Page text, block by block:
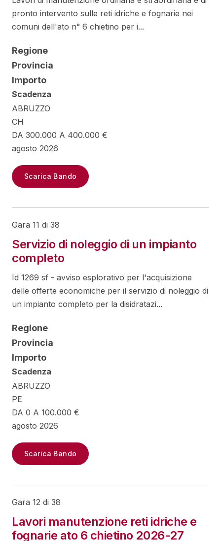
pronto intervento sulle reti idriche e fognarie nei
comuni dell'ato n° 6 chietino per i...
Regione
Provincia
Importo
Scadenza
ABRUZZO
CH
DA 300.000 A 400.000 €
agosto 2026
Scarica Bando
Gara 11 di 38
Servizio di noleggio di un impianto
completo
Id 1269 sf - avviso esplorativo per l'acquisizione
delle offerte economiche per il servizio di noleggio di
un impianto completo per la disidratazi...
Regione
Provincia
Importo
Scadenza
ABRUZZO
PE
DA 0 A 100.000 €
agosto 2026
Scarica Bando
Gara 12 di 38
Lavori manutenzione reti idriche e
fognarie ato 6 chietino 2026-27